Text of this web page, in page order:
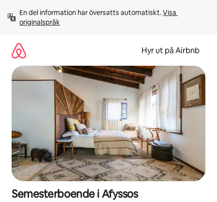
innehåll
En del information har översatts automatiskt. Visa
originalspråk
Hyr ut på Airbnb
Semesterboende i Afyssos